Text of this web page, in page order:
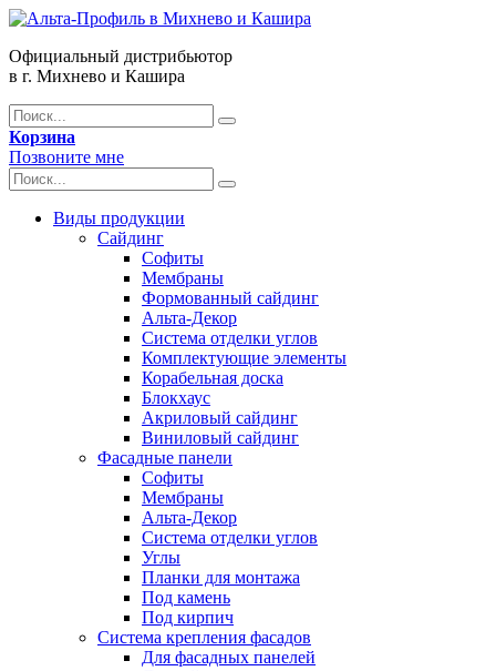
Официальный дистрибьютор
в г. Михнево и Кашира
Корзина
Позвоните мне
Виды продукции
Сайдинг
Софиты
Мембраны
Формованный сайдинг
Альта-Декор
Система отделки углов
Комплектующие элементы
Корабельная доска
Блокхаус
Акриловый сайдинг
Виниловый сайдинг
Фасадные панели
Софиты
Мембраны
Альта-Декор
Система отделки углов
Углы
Планки для монтажа
Под камень
Под кирпич
Система крепления фасадов
Для фасадных панелей